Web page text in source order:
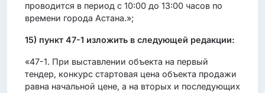
проводится в период с 10:00 до 13:00 часов по
времени города Астана.»;
15) пункт 47-1 изложить в следующей редакции:
«47-1. При выставлении объекта на первый
тендер, конкурс стартовая цена объекта продажи
равна начальной цене, а на вторых и последующих